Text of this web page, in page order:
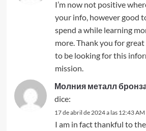
I’m now not positive
your info, however good
spend a while learning
more. Thank you for
to be looking for this
mission.
Молния металл
dice:
17 de abril de 2024 a las 12:43 AM
I am in fact thankful to